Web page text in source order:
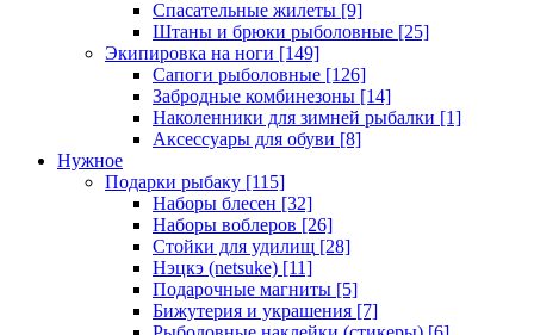
Спасательные жилеты [9]
Штаны и брюки рыболовные [25]
Экипировка на ноги [149]
Сапоги рыболовные [126]
Забродные комбинезоны [14]
Наколенники для зимней рыбалки [1]
Аксессуары для обуви [8]
Нужное
Подарки рыбаку [115]
Наборы блесен [32]
Наборы воблеров [26]
Стойки для удилищ [28]
Нэцкэ (netsuke) [11]
Подарочные магниты [5]
Бижутерия и украшения [7]